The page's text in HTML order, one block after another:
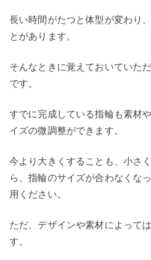
長い時間がたつと体型が変わり
とがあります。
そんなときに覚えておいていた
です。
すでに完成している指輪も素材
イズの微調整ができます。
今より大きくすることも、小さ
ら、指輪のサイズが合わなくな
用ください。
ただ、デザインや素材によって
す。